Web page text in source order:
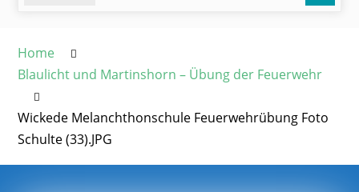
Home
Blaulicht und Martinshorn – Übung der Feuerwehr
Wickede Melanchthonschule Feuerwehrübung Foto
Schulte (33).JPG